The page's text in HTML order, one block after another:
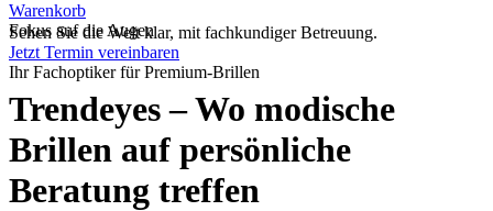
Warenkorb
Fokus auf die Augen
Sehen Sie die Welt klar, mit fach­kundiger Betreuung.
Jetzt Termin vereinbaren
Ihr Fachoptiker für Premium-Brillen
Trendeyes – Wo modische
Brillen auf persönliche
Beratung treffen